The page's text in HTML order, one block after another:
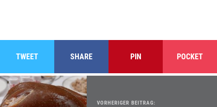
TWEET SHARE PIN POCKET
VORHERIGER BEITRAG: